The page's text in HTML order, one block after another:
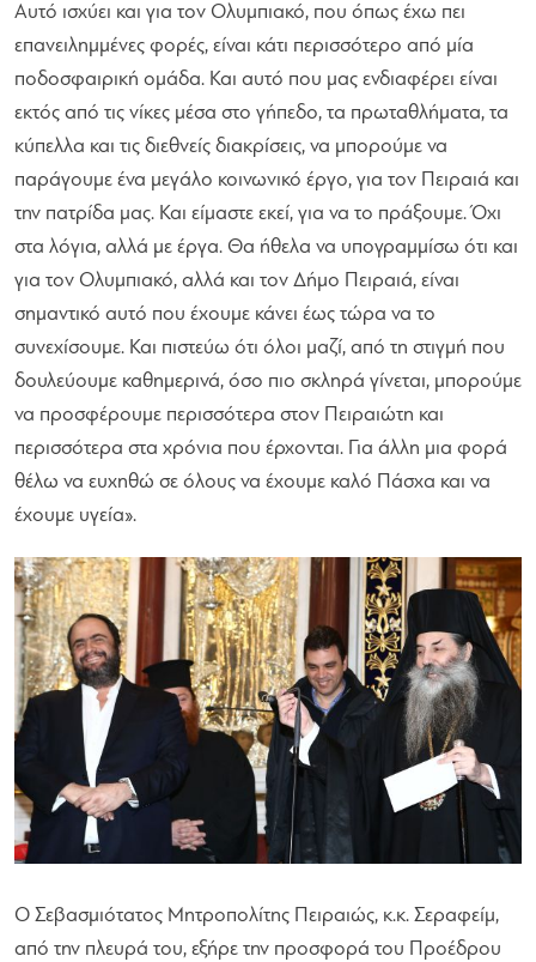
Αυτό ισχύει και για τον Ολυμπιακό, που όπως έχω πει
επανειλημμένες φορές, είναι κάτι περισσότερο από μία
ποδοσφαιρική ομάδα. Και αυτό που μας ενδιαφέρει είναι
εκτός από τις νίκες μέσα στο γήπεδο, τα πρωταθλήματα, τα
κύπελλα και τις διεθνείς διακρίσεις, να μπορούμε να
παράγουμε ένα μεγάλο κοινωνικό έργο, για τον Πειραιά και
την πατρίδα μας. Και είμαστε εκεί, για να το πράξουμε. Όχι
στα λόγια, αλλά με έργα. Θα ήθελα να υπογραμμίσω ότι και
για τον Ολυμπιακό, αλλά και τον Δήμο Πειραιά, είναι
σημαντικό αυτό που έχουμε κάνει έως τώρα να το
συνεχίσουμε. Και πιστεύω ότι όλοι μαζί, από τη στιγμή που
δουλεύουμε καθημερινά, όσο πιο σκληρά γίνεται, μπορούμε
να προσφέρουμε περισσότερα στον Πειραιώτη και
περισσότερα στα χρόνια που έρχονται. Για άλλη μια φορά
θέλω να ευχηθώ σε όλους να έχουμε καλό Πάσχα και να
έχουμε υγεία».
Ο Σεβασμιότατος Μητροπολίτης Πειραιώς, κ.κ. Σεραφείμ,
από την πλευρά του, εξήρε την προσφορά του Προέδρου